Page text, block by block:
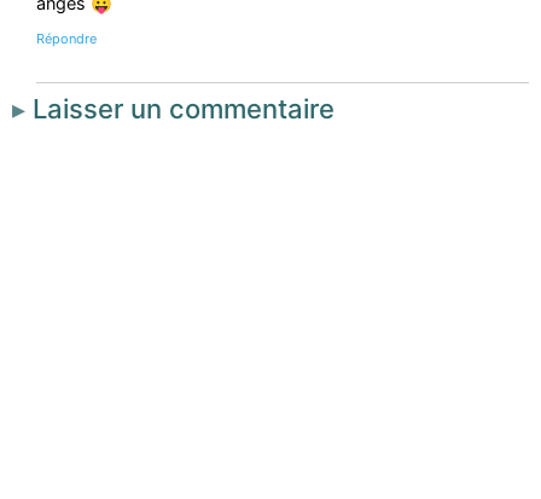
Répondre
Laisser un commentaire